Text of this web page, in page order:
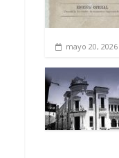
mayo 20, 2026